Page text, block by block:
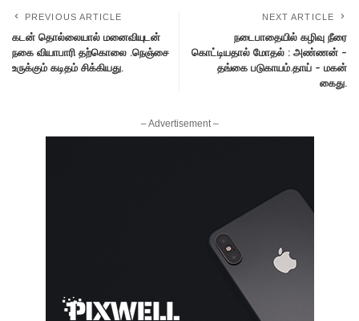
PREVIOUS ARTICLE
கடன் தொல்லையால் மனைவியுடன்
நகை வியாபாரி தற்கொலை .நெஞ்சை
உருக்கும் கடிதம் சிக்கியது.
NEXT ARTICLE
நடைபாதையில் கழிவு நீரை
கொட்டியதால் மோதல் : அண்ணன் –
தங்கை படுகாயம்.தாய் – மகன்
கைது.
– Advertisement –